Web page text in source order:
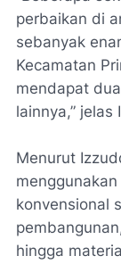
perbaikan di
sebanyak
Kecamatan
mendapat
lainnya,” jelas
Menurut
konvensional
hingga